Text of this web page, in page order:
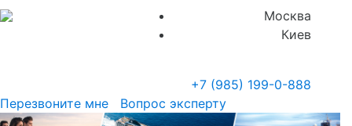
Москва
Киев
+7 (985) 199-0-888
Перезвоните мне
Вопрос эксперту